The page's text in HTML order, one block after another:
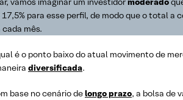
para esse perfil, de modo que o total a
mês.
é o ponto baixo do atual movimento de
diversificada.
base no cenário delongo prazo, a bolsa de